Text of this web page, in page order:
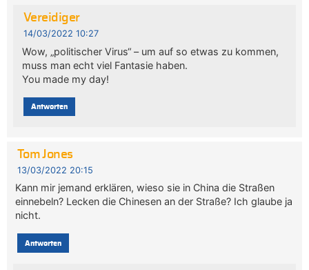
Vereidiger
14/03/2022 10:27
Wow, „politischer Virus“ – um auf so etwas zu kommen,
muss man echt viel Fantasie haben.
You made my day!
Antworten
Tom Jones
13/03/2022 20:15
Kann mir jemand erklären, wieso sie in China die Straßen
einnebeln? Lecken die Chinesen an der Straße? Ich glaube ja
nicht.
Antworten